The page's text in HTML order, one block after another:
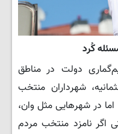
کُرد
دولت در مناطق
شهرداران منتخب
اما در شهرهایی مثل وان،
اگر نامزد منتخب مردم